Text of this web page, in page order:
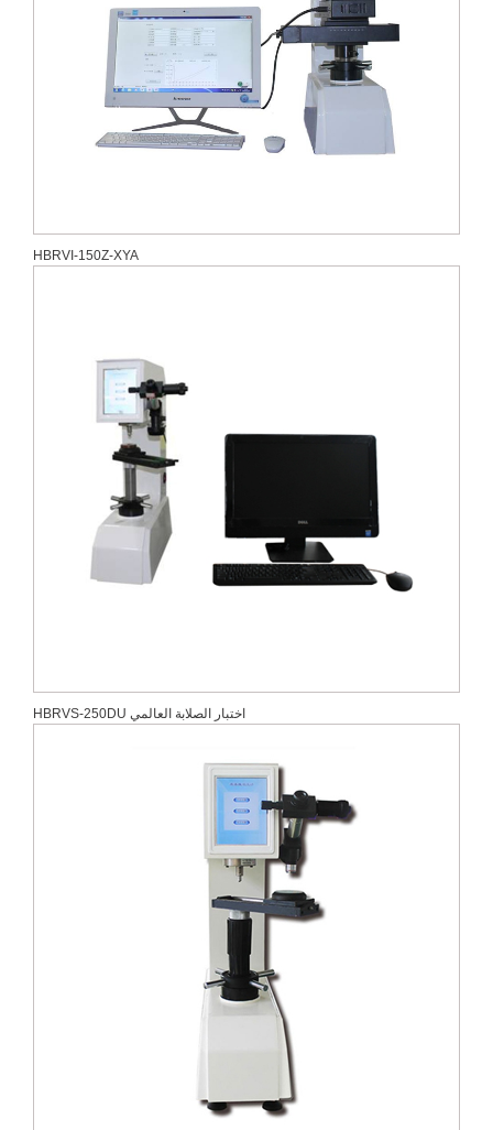
HBRVI-150Z-XYA
HBRVS-250DU اختبار الصلابة العالمي